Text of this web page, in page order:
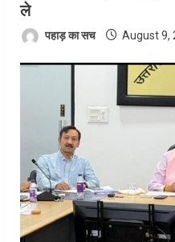
ले
पहाड़ का सच August 9,